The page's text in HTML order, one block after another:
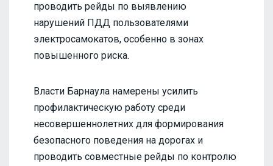
проводить рейды по выявлению
нарушений ПДД пользователями
электросамокатов, особенно в зонах
повышенного риска.
Власти Барнаула намерены усилить
профилактическую работу среди
несовершеннолетних для формирования
безопасного поведения на дорогах и
проводить совместные рейды по контролю